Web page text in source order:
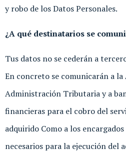
y robo de los Datos Personales.
¿A qué destinatarios se
Tus datos no se cederán a
En concreto se comunicarán a la
Administración Tributaria y a
financieras para el cobro del
adquirido Como a los
necesarios para la ejecución del